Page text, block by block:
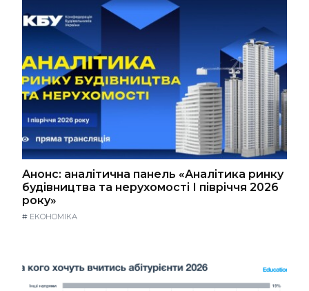
Анонс: аналітична панель «Аналітика ринку
будівництва та нерухомості І півріччя 2026
року»
# ЕКОНОМІКА